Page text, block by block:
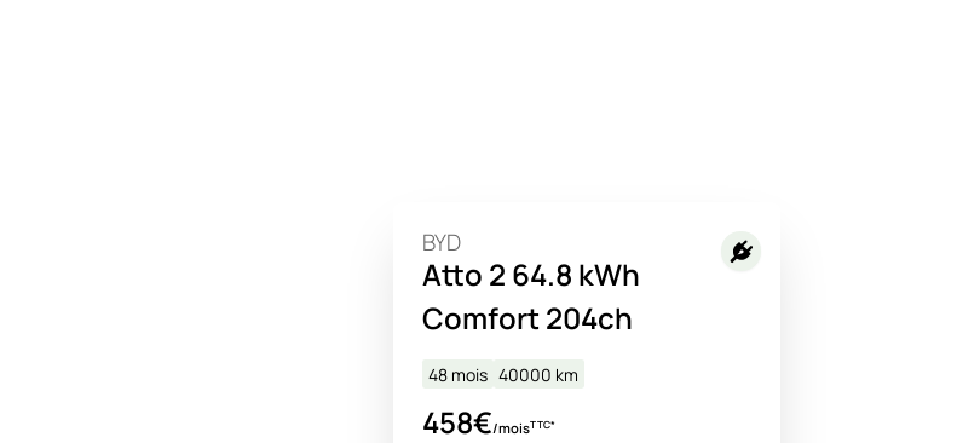
BYD
Atto 2 64.8 kWh
Comfort 204ch
48 mois 40000 km
458€/moisTTC*